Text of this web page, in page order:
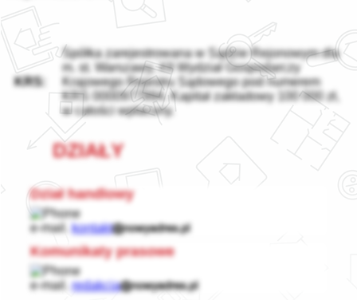
KRS:
Spółka zarejestrowana w Sądzie Rejonowym dla
m. st. Warszawy, XII Wydział Gospodarczy
Krajowego Rejestru Sądowego pod numerem
KRS 0000977994. Kapitał zakładowy 100 000 zł,
w całości wpłacony.
DZIAŁY
Dział handlowy
e-mail.kontakt
Komunikaty prasowe
e-mail.redakcja